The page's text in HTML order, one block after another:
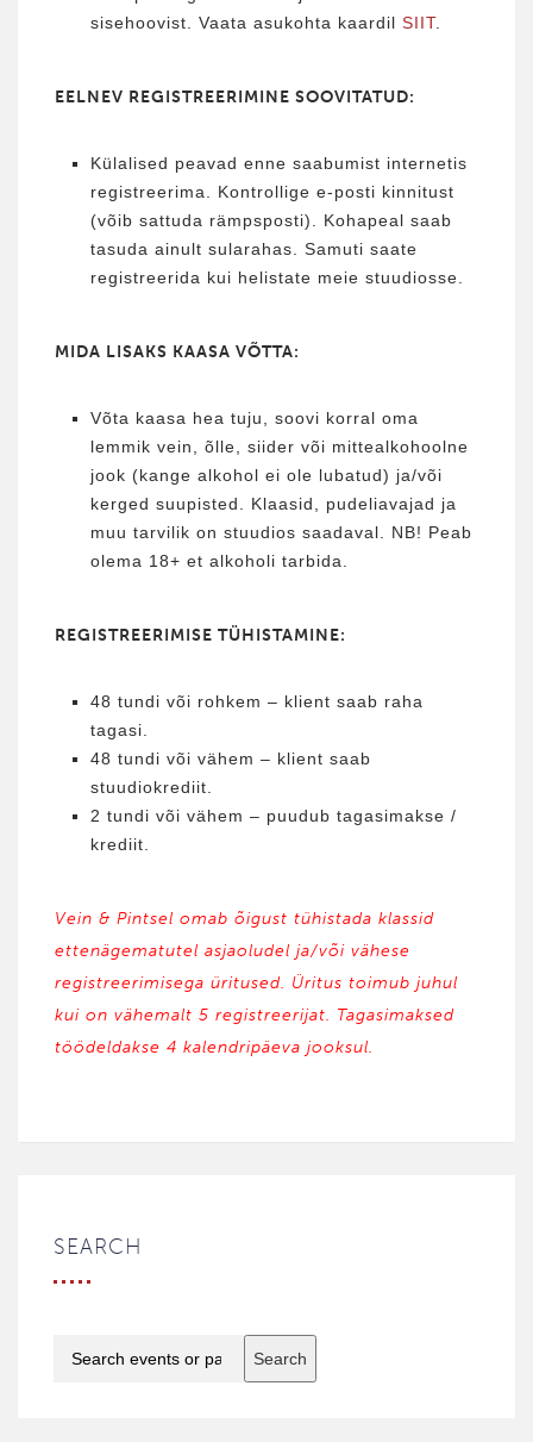
sisehoovist. Vaata asukohta kaardil SIIT.
EELNEV REGISTREERIMINE SOOVITATUD:
Külalised peavad enne saabumist internetis
registreerima. Kontrollige e-posti kinnitust
(võib sattuda rämpsposti). Kohapeal saab
tasuda ainult sularahas. Samuti saate
registreerida kui helistate meie stuudiosse.
MIDA LISAKS KAASA VÕTTA:
Võta kaasa hea tuju, soovi korral oma
lemmik vein, õlle, siider või mittealkohoolne
jook (kange alkohol ei ole lubatud) ja/või
kerged suupisted. Klaasid, pudeliavajad ja
muu tarvilik on stuudios saadaval. NB! Peab
olema 18+ et alkoholi tarbida.
REGISTREERIMISE TÜHISTAMINE:
48 tundi või rohkem – klient saab raha
tagasi.
48 tundi või vähem – klient saab
stuudiokrediit.
2 tundi või vähem – puudub tagasimakse /
krediit.
Vein & Pintsel omab õigust tühistada klassid
ettenägematutel asjaoludel ja/või vähese
registreerimisega üritused. Üritus toimub juhul
kui on vähemalt 5 registreerijat. Tagasimaksed
töödeldakse 4 kalendripäeva jooksul.
SEARCH
Search